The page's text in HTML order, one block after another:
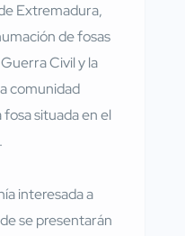
Extremadura,
de fosas
Civil y la
comunidad
situada en el
interesada a
se presentarán